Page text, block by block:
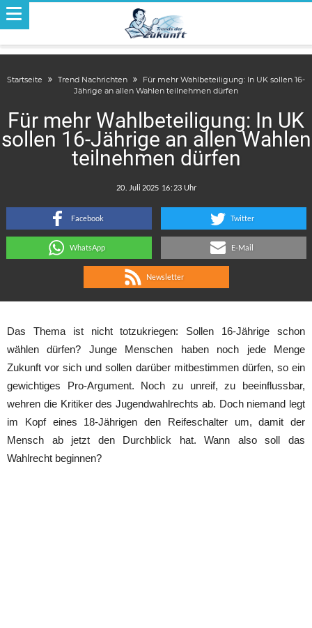
Startseite Trend Nachrichten
Für mehr Wahlbeteiligung: In UK sollen 16-
Jährige an allen Wahlen teilnehmen dürfen
Für mehr Wahlbeteiligung: In UK
sollen 16-Jährige an allen Wahlen
teilnehmen dürfen
:
Facebook Twitter
WhatsApp E-Mail
Newsletter
Das Thema ist nicht totzukriegen: Sollen 16-Jährige schon
wählen dürfen? Junge Menschen haben noch jede Menge
Zukunft vor sich und sollen darüber mitbestimmen dürfen, so ein
gewichtiges Pro-Argument. Noch zu unreif, zu beeinflussbar,
wehren die Kritiker des Jugendwahlrechts ab. Doch niemand legt
im Kopf eines 18-Jährigen den Reifeschalter um, damit der
Mensch ab jetzt den Durchblick hat. Wann also soll das
Wahlrecht beginnen?